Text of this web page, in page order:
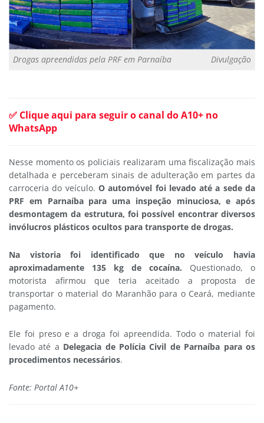
Drogas apreendidas pela PRF em Parnaíba Divulgação
✅ Clique aqui para seguir o canal do A10+ no
WhatsApp
Nesse momento os policiais realizaram uma fiscalização mais
detalhada e perceberam sinais de adulteração em partes da
carroceria do veículo. O automóvel foi levado até a sede da
PRF em Parnaíba para uma inspeção minuciosa, e após
desmontagem da estrutura, foi possível encontrar diversos
invólucros plásticos ocultos para transporte de drogas.
Na vistoria foi identificado que no veículo havia
aproximadamente 135 kg de cocaína. Questionado, o
motorista afirmou que teria aceitado a proposta de
transportar o material do Maranhão para o Ceará, mediante
pagamento.
Ele foi preso e a droga foi apreendida. Todo o material foi
levado até a Delegacia de Polícia Civil de Parnaíba para os
procedimentos necessários.
Fonte: Portal A10+